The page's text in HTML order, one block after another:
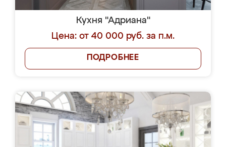
Кухня "Адриана"
Цена: от 40 000 руб. за п.м.
ПОДРОБНЕЕ